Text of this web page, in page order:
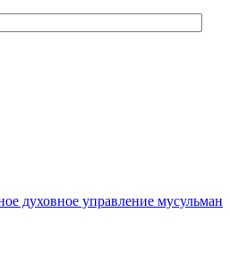
духовное управление мусульман